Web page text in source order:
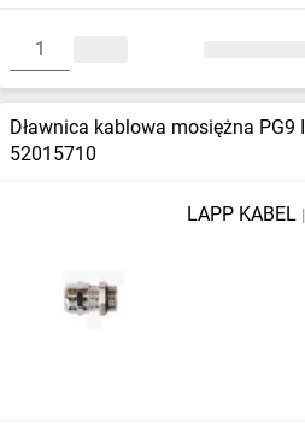
Dławnica kablowa mosiężna PG9
52015710
LAPP KABEL